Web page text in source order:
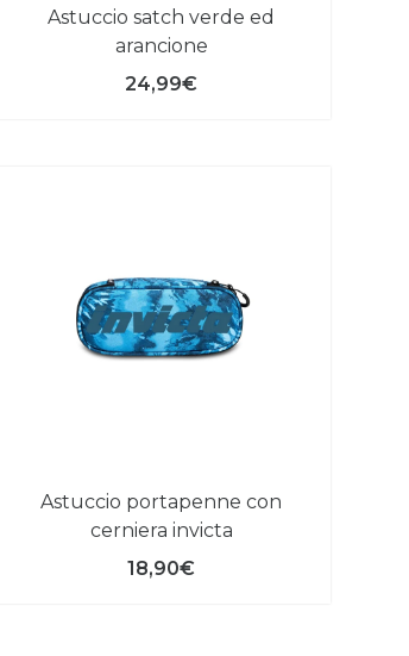
astuccio satch verde ed
arancione
24,99€
astuccio portapenne con
cerniera invicta
18,90€